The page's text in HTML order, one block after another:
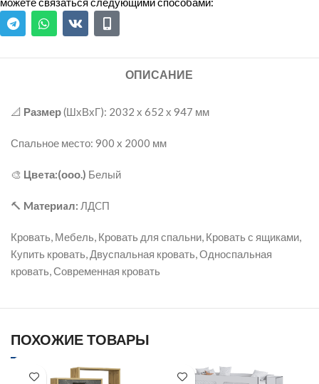
ОПИСАНИЕ
📐 Размер(ШхВхГ): 2032 х 652 х 947 мм
Спальное место: 900 x 2000 мм
🎨 Цвeта:(ооо.) Белый
🔨 Mатериaл: ЛДCП
Кровать, Мебель, Кровать для спальни, Кровать с ящиками,
Купить кровать, Двуспальная кровать, Односпальная
кровать, Современная кровать
ПОХОЖИЕ ТОВАРЫ